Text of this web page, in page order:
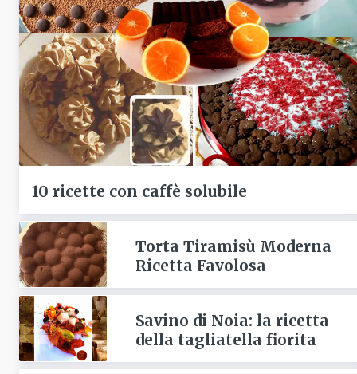
10 ricette con caffè solubile
Torta Tiramisù Moderna
Ricetta Favolosa
Savino di Noia: la ricetta
della tagliatella fiorita